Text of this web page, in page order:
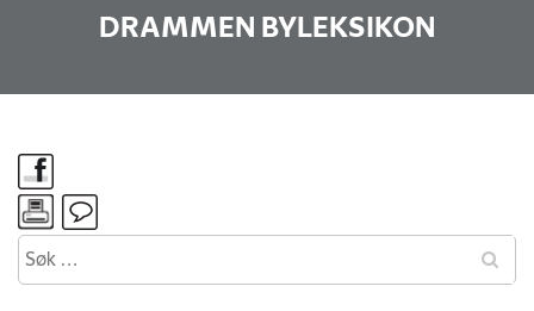
DRAMMEN BYLEKSIKON